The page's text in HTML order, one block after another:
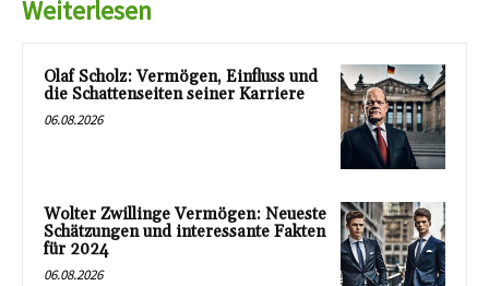
Weiterlesen
Olaf Scholz: Vermögen, Einfluss und
die Schattenseiten seiner Karriere
06.08.2026
Wolter Zwillinge Vermögen: Neueste
Schätzungen und interessante Fakten
für 2024
06.08.2026